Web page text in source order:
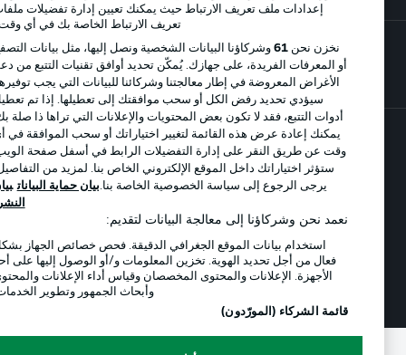
© 2026 Bundesliga-Gruppe GmbH
العربية
وضع شاشة العرض
إعدادات ملف تعريف الارتباط حيث يمكنك تعيين إدارة تفضيلات ملفات
تعريف الارتباط الخاصة بك في أي وقت..
نخزن نحن61وشركاؤنا البيانات الشخصية ونصل إليها، مثل بيانات التصفح
أو المعرفات الفريدة، على جهازك. يُمكّن تحديد أوافق تقنيات التتبع من دعم
الأغراض المعروضة في إطار معالجتنا وشركائنا للبيانات التي يجب توفيرها.
سيؤدي تحديد رفض الكل أو سحب موافقتك إلى تعطيلها. إذا تم تعطيل
أدوات التتبع، فقد لا تكون بعض المحتويات والإعلانات التي تراها ذا صلة بك.
يمكنك إعادة عرض هذه القائمة لتغيير اختياراتك أو سحب الموافقة في أي
وقت عن طريق النقر على إدارة التفضيلات الرابط في أسفل صفحة الويب.
ستؤثر اختياراتك داخل الموقع الإلكتروني الخاص بنا. لمزيد من التفاصيل،
يرجى الرجوع إلى سياسة الخصوصية الخاصة بنا.بيان حماية البيانات بيان
النشر
نعمد نحن وشركاؤنا إلى معالجة البيانات لتقديم:
استخدام بيانات الموقع الجغرافي الدقيقة. فحص خصائص الجهاز بشكل
فعال من أجل تحديد الهوية. تخزين المعلومات و/أو الوصول إليها على أحد
الأجهزة. الإعلانات والمحتوى المخصصان وقياس أداء الإعلانات والمحتوى
وأبحاث الجمهور وتطوير الخدمات.
قائمة الشركاء (المورّدون)